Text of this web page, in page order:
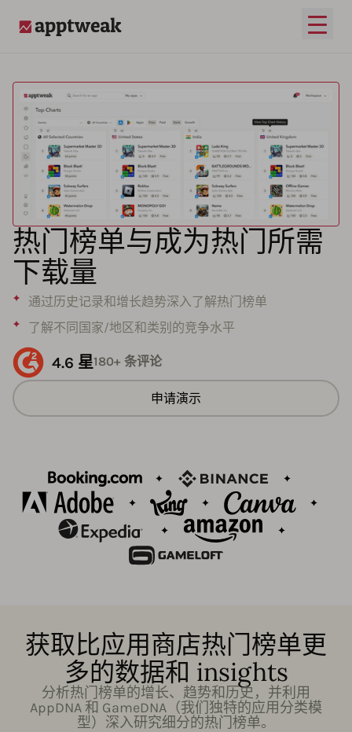
打开
热门榜单与成为热门所需
下载量
通过历史记录和增长趋势深入了解热门榜单
了解不同国家/地区和类别的竞争水平
4.6 星180+ 条评论
申请演示
获取比应用商店热门榜单更
多的数据和 insights
分析热门榜单的增长、趋势和历史，并利用
AppDNA 和 GameDNA（我们独特的应用分类模
型）深入研究细分的热门榜单。